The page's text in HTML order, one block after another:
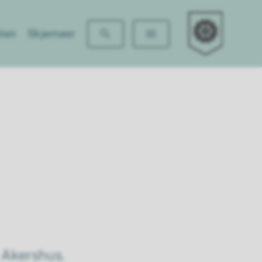
Skjemaer
Luhr skole